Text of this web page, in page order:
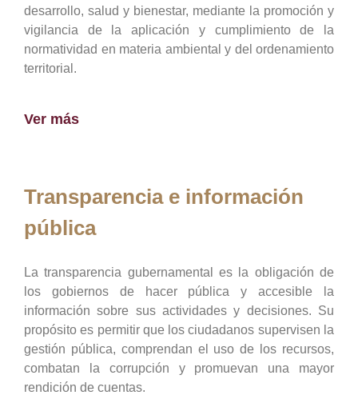
desarrollo, salud y bienestar, mediante la promoción y
vigilancia de la aplicación y cumplimiento de la
normatividad en materia ambiental y del ordenamiento
territorial.
Ver más
Transparencia e información
pública
La transparencia gubernamental es la obligación de
los gobiernos de hacer pública y accesible la
información sobre sus actividades y decisiones. Su
propósito es permitir que los ciudadanos supervisen la
gestión pública, comprendan el uso de los recursos,
combatan la corrupción y promuevan una mayor
rendición de cuentas.